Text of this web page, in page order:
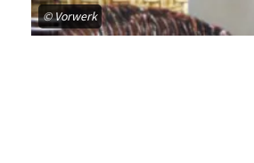
© Vorwerk